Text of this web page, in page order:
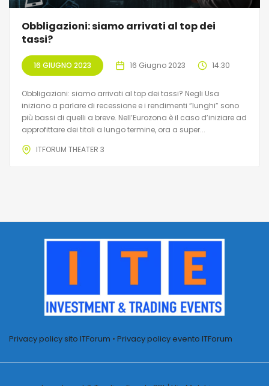
Obbligazioni: siamo arrivati al top dei
tassi?
16 GIUGNO 2023 16 Giugno 2023 14:30
Obbligazioni: siamo arrivati al top dei tassi? Negli Usa
iniziano a parlare di recessione e i rendimenti “lunghi” sono
più bassi di quelli a breve. Nell’Eurozona è il caso d’iniziare ad
approfittare dei titoli a lungo termine, ora a super...
ITFORUM THEATER 3
Privacy policy sito ITForum • Privacy policy evento ITForum